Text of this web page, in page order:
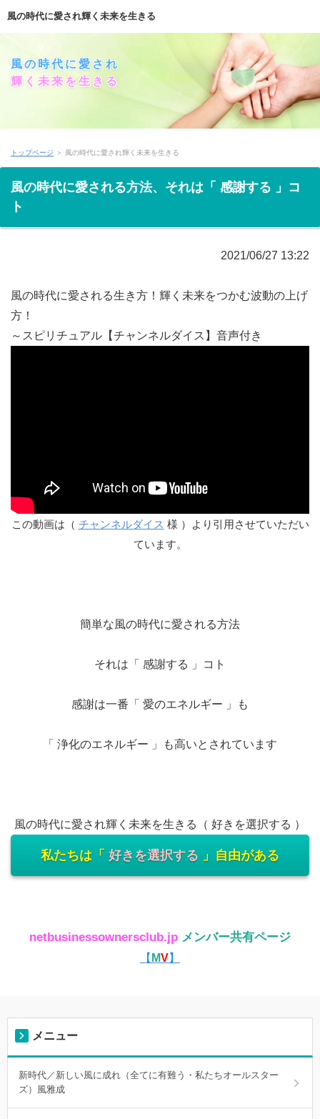
風の時代に愛され輝く未来を生きる
風の時代に愛され
輝く未来を生きる
トップページ ＞ 風の時代に愛され輝く未来を生きる
風の時代に愛される方法、それは「 感謝する 」コ
ト
2021/06/27 13:22
風の時代に愛される生き方！輝く未来をつかむ波動の上げ
方！
～スピリチュアル【チャンネルダイス】音声付き
この動画は（ チャンネルダイス 様 ）より引用させていただい
ています。
簡単な風の時代に愛される方法
それは「 感謝する 」コト
感謝は一番「 愛のエネルギー 」も
「 浄化のエネルギー 」も高いとされています
風の時代に愛され輝く未来を生きる（ 好きを選択する ）
私たちは「 好きを選択する 」自由がある
netbusinessownersclub.jp メンバー共有ページ
【 MV】
メニュー
新時代／新しい風に成れ（全てに有難う・私たちオールスター
ズ）風雅成